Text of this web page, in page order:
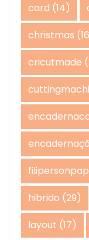
card (14)
christmas
cricutmade
hibrido (29)
layout (17)